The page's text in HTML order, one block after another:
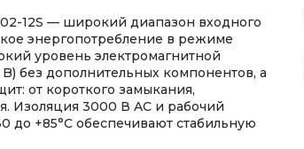
12S — широкий диапазон входного
энергопотребление в режиме
уровень электромагнитной
без дополнительных компонентов, а
от короткого замыкания,
Изоляция 3000 В AC и рабочий
до +85°C обеспечивают стабильную